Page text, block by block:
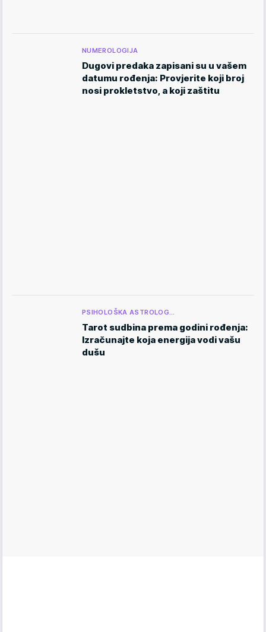
NUMEROLOGIJA
Dugovi predaka zapisani su u vašem
datumu rođenja: Provjerite koji broj
nosi prokletstvo, a koji zaštitu
PSIHOLOŠKA ASTROLOG…
Tarot sudbina prema godini rođenja:
Izračunajte koja energija vodi vašu
dušu